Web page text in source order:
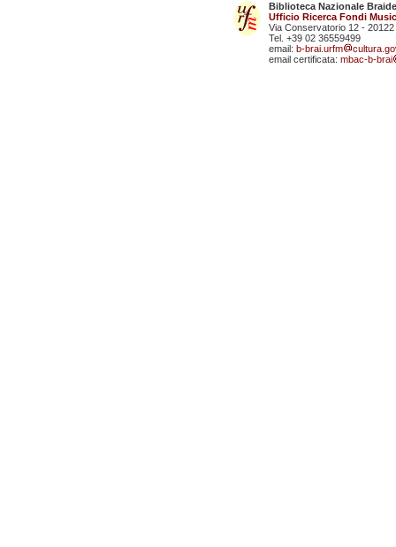
Biblioteca Nazionale
Ufficio Ricerca Fondi
Via Conservatorio 12 - 20122
Tel. +39 02 36559499
email: b-brai.urfm
email certificata: mbac-b-brai